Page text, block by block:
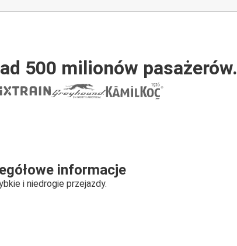
500 milionów pasażerów.
informacje
i niedrogie przejazdy.